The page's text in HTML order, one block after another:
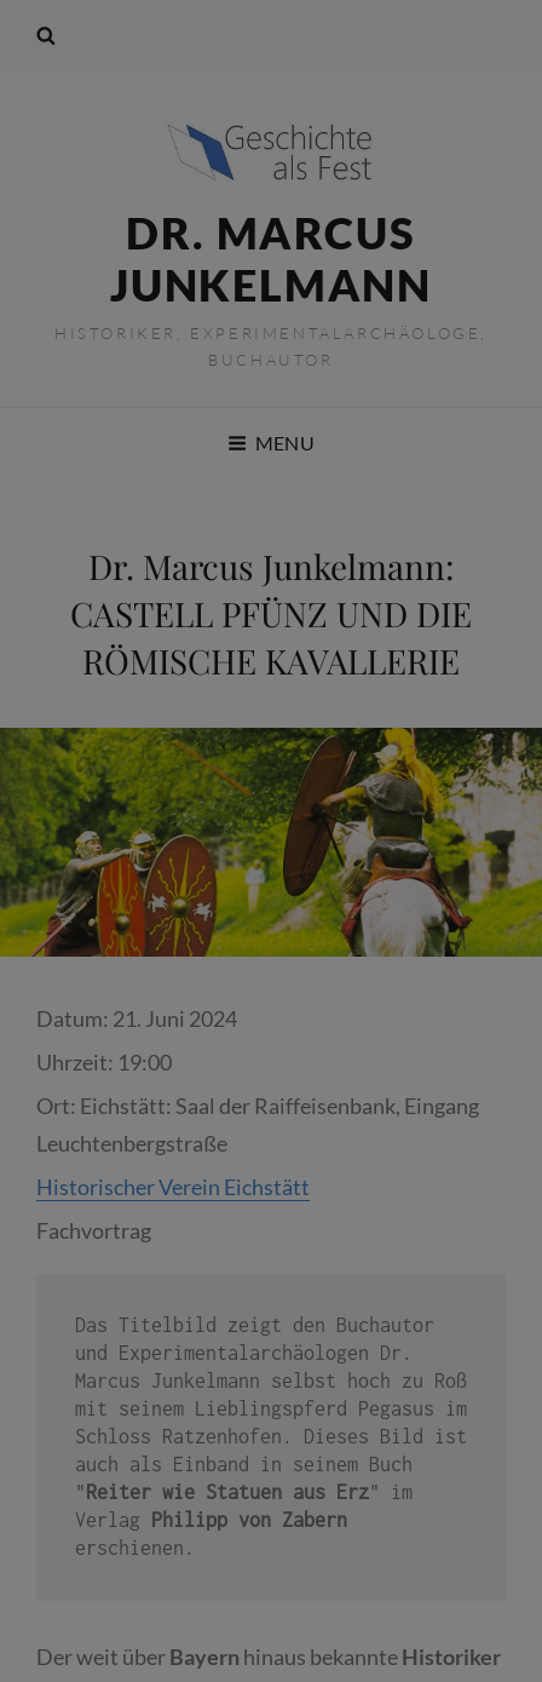
DR. MARCUS
JUNKELMANN
HISTORIKER, EXPERIMENTALARCHÄOLOGE,
BUCHAUTOR
MENU
Dr. Marcus Junkelmann:
CASTELL PFÜNZ UND DIE
RÖMISCHE KAVALLERIE
Datum: 21. Juni 2024
Uhrzeit: 19:00
Ort: Eichstätt: Saal der Raiffeisenbank, Eingang
Leuchtenbergstraße
Historischer Verein Eichstätt
Fachvortrag
Das Titelbild zeigt den Buchautor
und Experimentalarchäologen Dr.
Marcus Junkelmann selbst hoch zu Roß
mit seinem Lieblingspferd Pegasus im
Schloss Ratzenhofen. Dieses Bild ist
auch als Einband in seinem Buch
" Reiter wie Statuen aus Erz" im
Verlag
Philipp von Zabern
erschienen.
Der weit überBayern hinaus bekannteHistoriker